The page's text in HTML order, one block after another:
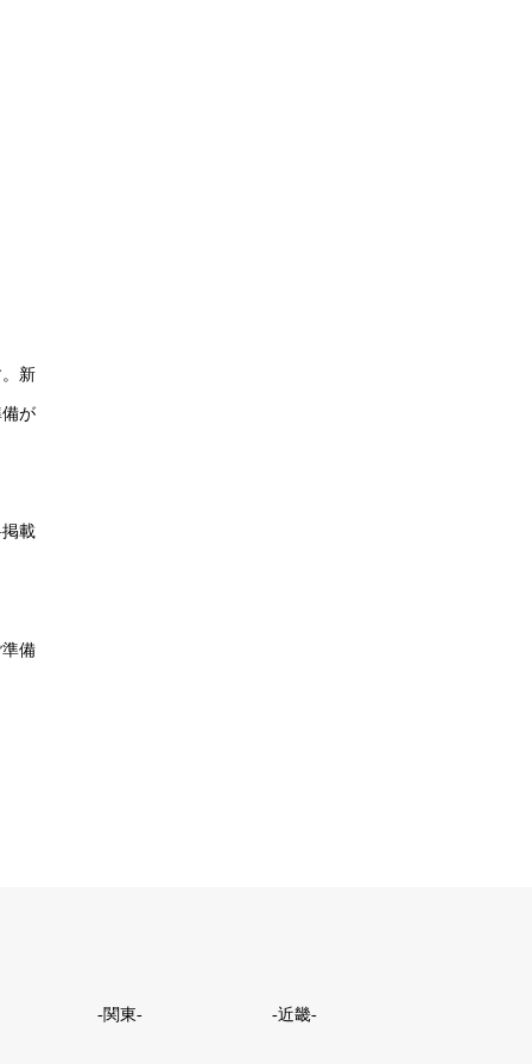
新
が
載
備
-関東- -近畿-